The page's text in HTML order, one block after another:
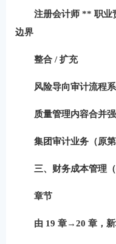
注册会计师 ** 职业
边界
整合 / 扩充
风险导向审计流程
质量管理内容合并
集团审计业务（原第
三、财务成本管理
章节
由 19 章→20 章，